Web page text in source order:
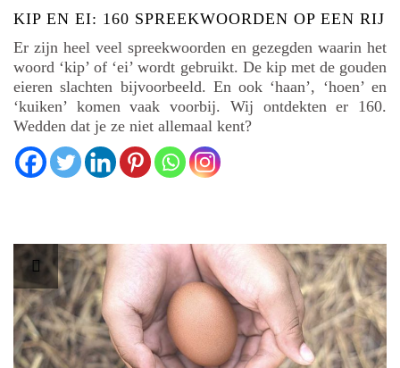
KIP EN EI: 160 SPREEKWOORDEN OP EEN RIJ
Er zijn heel veel spreekwoorden en gezegden waarin het
woord ‘kip’ of ‘ei’ wordt gebruikt. De kip met de gouden
eieren slachten bijvoorbeeld. En ook ‘haan’, ‘hoen’ en
‘kuiken’ komen vaak voorbij. Wij ontdekten er 160.
Wedden dat je ze niet allemaal kent?